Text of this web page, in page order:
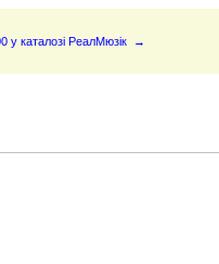
у каталозі РеалМюзік →